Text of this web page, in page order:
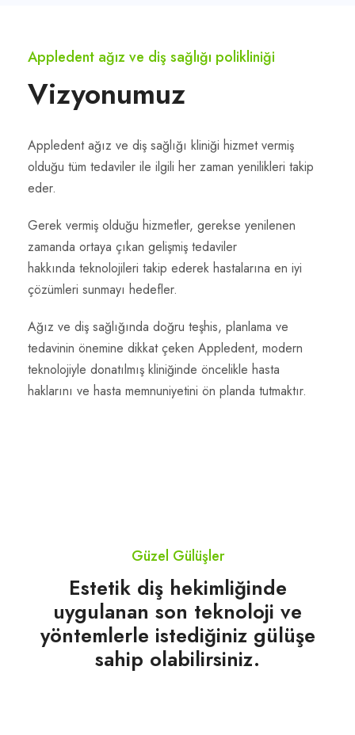
Appledent ağız ve diş sağlığı polikliniği
Vizyonumuz
Appledent ağız ve diş sağlığı kliniği hizmet vermiş
olduğu tüm tedaviler ile ilgili her zaman yenilikleri takip
eder.
Gerek vermiş olduğu hizmetler, gerekse yenilenen
zamanda ortaya çıkan gelişmiş tedaviler
hakkında teknolojileri takip ederek hastalarına en iyi
çözümleri sunmayı hedefler.
Ağız ve diş sağlığında doğru teşhis, planlama ve
tedavinin önemine dikkat çeken Appledent, modern
teknolojiyle donatılmış kliniğinde öncelikle hasta
haklarını ve hasta memnuniyetini ön planda tutmaktır.
Güzel Gülüşler
Estetik diş hekimliğinde
uygulanan son teknoloji ve
yöntemlerle istediğiniz gülüşe
sahip olabilirsiniz.